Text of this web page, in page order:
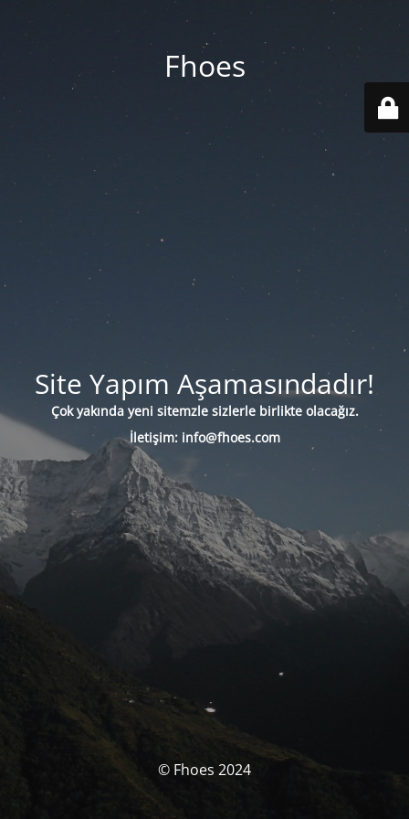
Fhoes
Site Yapım Aşamasındadır!
Çok yakında yeni sitemzle sizlerle birlikte olacağız.
İletişim: info@fhoes.com
© Fhoes 2024